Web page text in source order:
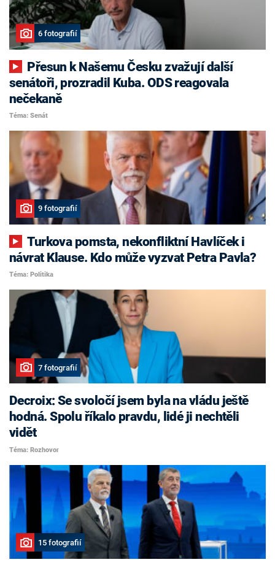
6 fotografií
senátoři, prozradil Kuba. ODS reagovala
nečekaně
Téma: Senát
9 fotografií
Turkova pomsta, nekonfliktní Havlíček i
návrat Klause. Kdo může vyzvat Petra Pavla?
Téma: Politika
7 fotografií
Decroix: Se svoločí jsem byla na vládu ještě
hodná. Spolu říkalo pravdu, lidé ji nechtěli
vidět
Téma: Rozhovor
15 fotografií